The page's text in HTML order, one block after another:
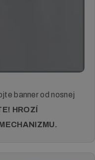
banner od nosnej
HROZÍ